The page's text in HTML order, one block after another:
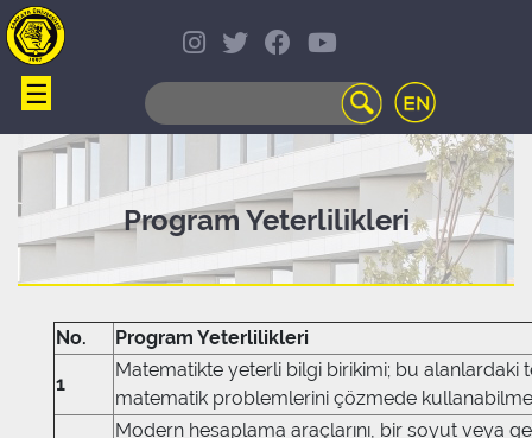
WEB
TELEFON
ÖĞRENCİ
BİLGİ
AÇILAN
UZAKTAN
☰
Program Yeterlilikleri
No. Program Yeterlilikleri
1
Matematikte yeterli bilgi birikimi; bu alanlardaki
matematik problemlerini çözmede
Modern hesaplama araçlarını, bir soyut veya